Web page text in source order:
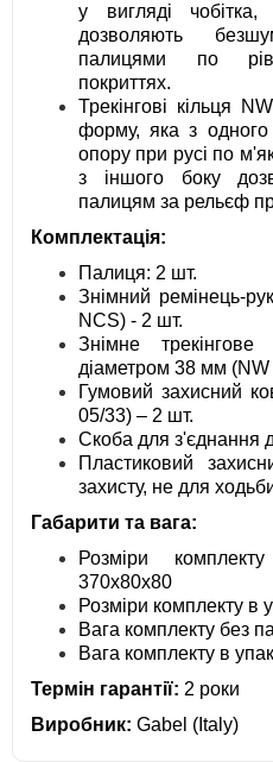
у вигляді
дозволяють
палицями по
покриттях.
Трекінгові кільця
форму, яка з одного
опору при русі по
з іншого боку
палицям за рельєф
Комплектація:
Палиця: 2 шт.
Знімний ремінець-
NCS) - 2 шт.
Знімне
діаметром 38 мм (NW
Гумовий захисний
05/33) – 2 шт.
Скоба для з'єднання
Пластиковий
захисту, не для
Габарити та вага:
Розміри
370х80х80
Розміри комплекту в
Вага комплекту без
Вага комплекту в
Термін гарантії: 2 роки
Виробник: Gabel (Italy)